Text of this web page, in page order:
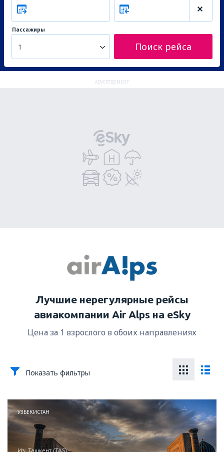
Пассажиры
1 Поиск рейса
ADVERTISEMENT
Лучшие нерегулярные рейсы
авиакомпании Air Alps на eSky
Цена за 1 взрослого в обоих направлениях
Показать фильтры
УЗБЕКИСТАН
из: Ташкент (TAS)